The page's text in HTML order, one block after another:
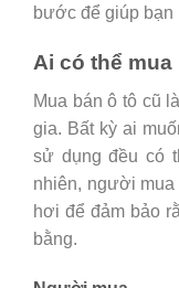
bước để giúp bạn
Ai có thể
Mua bán ô tô cũ
gia. Bất kỳ ai
sử dụng đều có
nhiên, người
hơi để đảm bảo
bằng.